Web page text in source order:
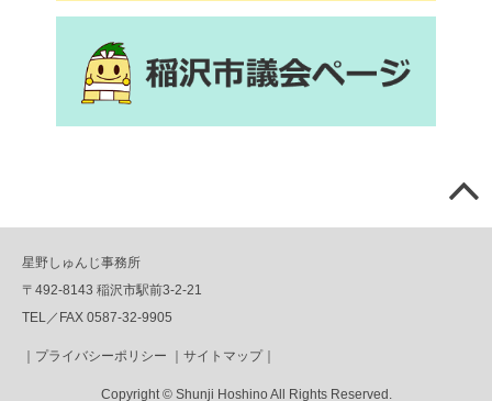
星野しゅんじ事務所
〒492-8143 稲沢市駅前3-2-21
TEL／FAX 0587-32-9905
プライバシーポリシー サイトマップ｜
Copyright © Shunji Hoshino All Rights Reserved.